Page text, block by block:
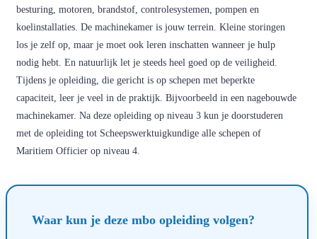
besturing, motoren, brandstof, controlesystemen, pompen en
koelinstallaties. De machinekamer is jouw terrein. Kleine storingen
los je zelf op, maar je moet ook leren inschatten wanneer je hulp
nodig hebt. En natuurlijk let je steeds heel goed op de veiligheid.
Tijdens je opleiding, die gericht is op schepen met beperkte
capaciteit, leer je veel in de praktijk. Bijvoorbeeld in een nagebouwde
machinekamer. Na deze opleiding op niveau 3 kun je doorstuderen
met de opleiding tot Scheepswerktuigkundige alle schepen of
Maritiem Officier op niveau 4.
Waar kun je deze mbo opleiding volgen?